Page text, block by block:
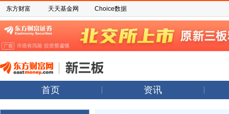
东方财富 天天基金网 Choice数据
首页 资讯